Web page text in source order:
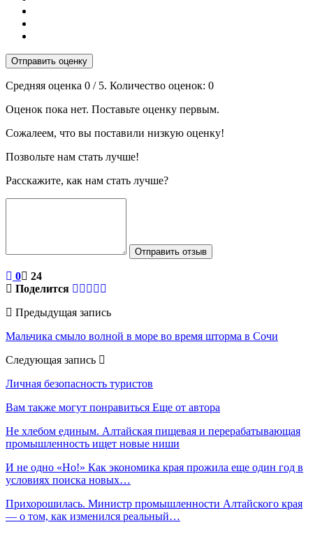
Отправить оценку
Средняя оценка 0 / 5. Количество оценок: 0
Оценок пока нет. Поставьте оценку первым.
Сожалеем, что вы поставили низкую оценку!
Позвольте нам стать лучше!
Расскажите, как нам стать лучше?
Отправить отзыв
0
24
Поделится
Предыдущая запись
Мальчика смыло волной в море во время шторма в Сочи
Следующая запись
Личная безопасность туристов
Вам также могут понравиться Еще от автора
Не хлебом единым. Алтайская пищевая и перерабатывающая
промышленность ищет новые ниши
И не одно «Но!» Как экономика края прожила еще один год в
условиях поиска новых…
Прихорошилась. Министр промышленности Алтайского края
— о том, как изменился реальный…